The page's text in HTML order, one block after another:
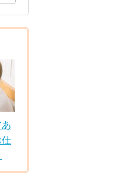
仕